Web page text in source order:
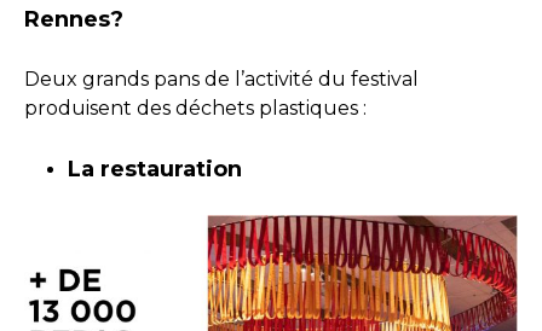
Rennes?
Deux grands pans de l’activité du festival
produisent des déchets plastiques :
La restauration